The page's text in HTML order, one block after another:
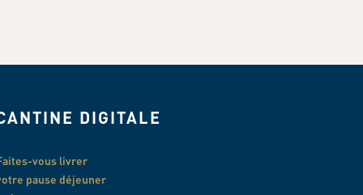
DIGITALE
vous livrer
pause déjeuner